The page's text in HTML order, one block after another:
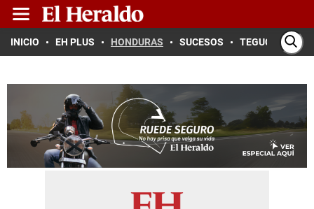
INICIO EH PLUS HONDURAS SUCESOS TEGUCIGALPA